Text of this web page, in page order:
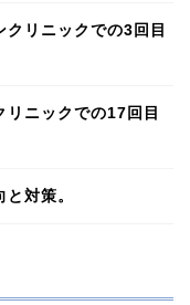
クリニックでの3回目
リニックでの17回目
対策。